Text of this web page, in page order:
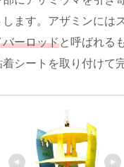
ます。アザミンには
バーロッドと呼ばれる
シートを取り付けて